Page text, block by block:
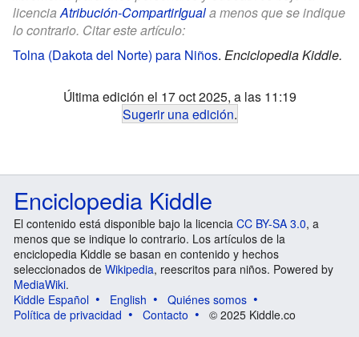
licenciaAtribución-CompartirIguala menos que se indique
lo contrario. Citar este artículo:
Tolna (Dakota del Norte) para Niños. Enciclopedia Kiddle.
Última edición el 17 oct 2025, a las 11:19
Sugerir una edición.
Enciclopedia Kiddle
El contenido está disponible bajo la licencia CC BY-SA 3.0, a
menos que se indique lo contrario. Los artículos de la
enciclopedia Kiddle se basan en contenido y hechos
seleccionados de Wikipedia, reescritos para niños. Powered by
MediaWiki.
Kiddle Español
English
Quiénes somos
Política de privacidad
Contacto © 2025 Kiddle.co